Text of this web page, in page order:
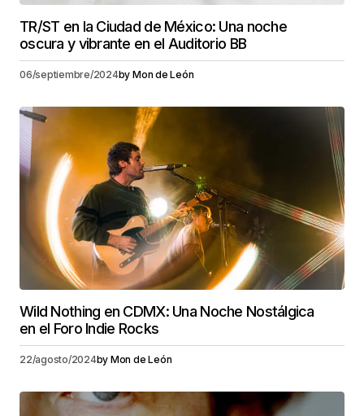
TR/ST en la Ciudad de México: Una noche
oscura y vibrante en el Auditorio BB
06/septiembre/2024by Mon de León
Wild Nothing en CDMX: Una Noche Nostálgica
en el Foro Indie Rocks
22/agosto/2024by Mon de León